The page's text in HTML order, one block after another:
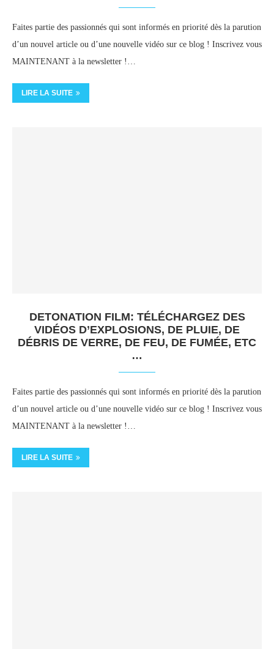
Faites partie des passionnés qui sont informés en priorité dès la parution
d’un nouvel article ou d’une nouvelle vidéo sur ce blog ! Inscrivez vous
MAINTENANT à la newsletter !…
LIRE LA SUITE
DETONATION FILM: TÉLÉCHARGEZ DES
VIDÉOS D’EXPLOSIONS, DE PLUIE, DE
DÉBRIS DE VERRE, DE FEU, DE FUMÉE, ETC
…
Faites partie des passionnés qui sont informés en priorité dès la parution
d’un nouvel article ou d’une nouvelle vidéo sur ce blog ! Inscrivez vous
MAINTENANT à la newsletter !…
LIRE LA SUITE